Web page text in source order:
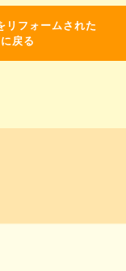
リフォームされた
戻る